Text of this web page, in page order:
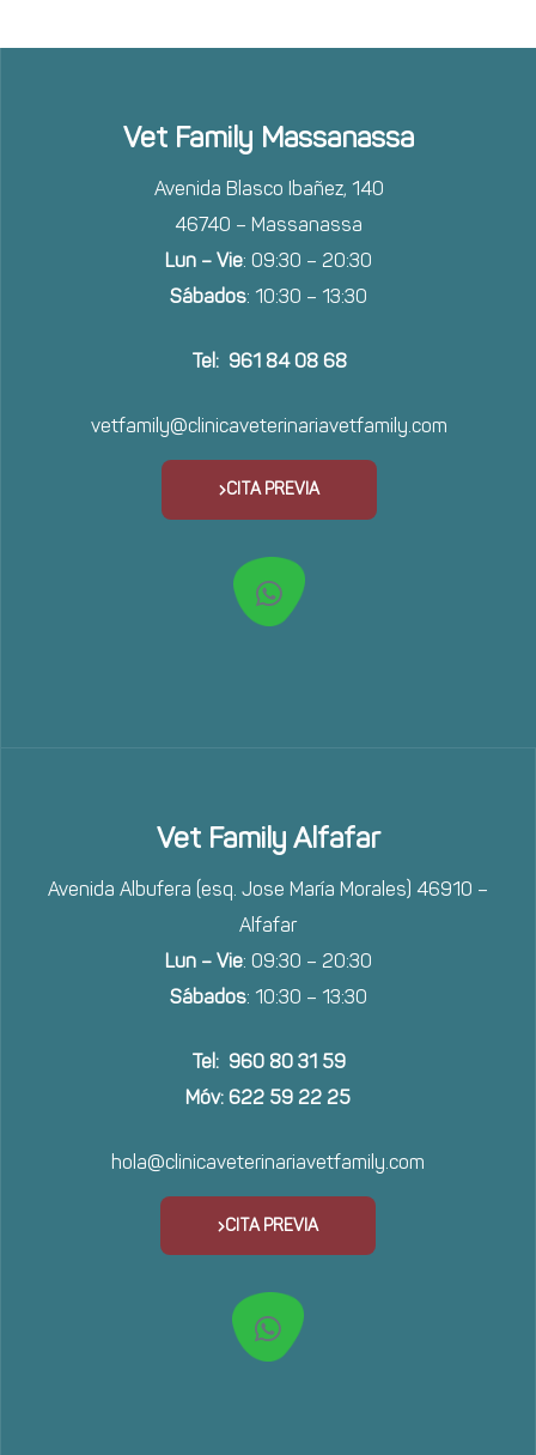
Vet Family Massanassa
Avenida Blasco Ibañez, 140
46740 – Massanassa
Lun – Vie: 09:30 – 20:30
Sábados: 10:30 – 13:30
Tel: 961 84 08 68
vetfamily@clinicaveterinariavetfamily.com
CITA PREVIA
Vet Family Alfafar
Avenida Albufera (esq. Jose María Morales) 46910 –
Alfafar
Lun – Vie: 09:30 – 20:30
Sábados: 10:30 – 13:30
Tel: 960 80 31 59
Móv: 622 59 22 25
hola@clinicaveterinariavetfamily.com
CITA PREVIA